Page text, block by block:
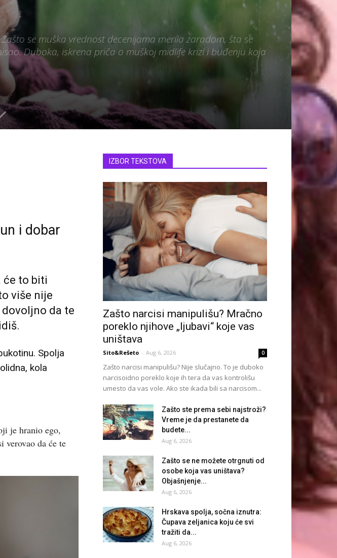
se muška vrednost decenijama merila zaradom, šta se
Duboka, iskrena priča o muškoj midlife krizi i buđenju koja
i dobar
će to biti
više nije
da te
Spolja
kola
je hranio ego,
verovao da će te
IZBOR TEKSTOVA
Zašto narcisi manipulišu? Mračno
poreklo njihove „ljubavi“ koje vas
uništava
Sito&Rešeto - Aug 6, 2026 0
Zašto narcisi manipulišu? Nije slučajno. To je duboko
narcisoidno poreklo koje ih tera da vas kontrolišu
umesto da vas vole. Ako ste ikada bili sa narcisom...
Zašto ste prema sebi najstroži?
Vreme je da prestanete da
budete...
Aug 6, 2026
Zašto se ne možete otrgnuti od
osobe koja vas uništava?
Objašnjenje...
Aug 6, 2026
Hrskava spolja, sočna iznutra:
Čupava zeljanica koju će svi
tražiti da...
Aug 6, 2026